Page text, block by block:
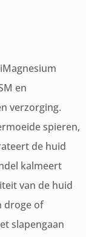
en
verzorging.
spieren,
de huid
kalmeert
van de huid
droge of
slapengaan